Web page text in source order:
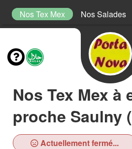
Nos Tex Mex Nos Salades
Nos Tex Mex à
proche Saulny
Actuellement fermé...